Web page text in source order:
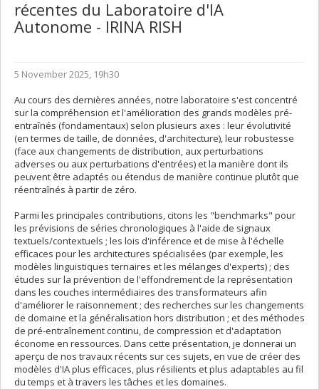
récentes du Laboratoire d'IA
Autonome - IRINA RISH
5 November 2025, 19h30
Au cours des dernières années, notre laboratoire s'est concentré
sur la compréhension et l'amélioration des grands modèles pré-
entraînés (fondamentaux) selon plusieurs axes : leur évolutivité
(en termes de taille, de données, d'architecture), leur robustesse
(face aux changements de distribution, aux perturbations
adverses ou aux perturbations d'entrées) et la manière dont ils
peuvent être adaptés ou étendus de manière continue plutôt que
réentraînés à partir de zéro.
Parmi les principales contributions, citons les "benchmarks" pour
les prévisions de séries chronologiques à l'aide de signaux
textuels/contextuels ; les lois d'inférence et de mise à l'échelle
efficaces pour les architectures spécialisées (par exemple, les
modèles linguistiques ternaires et les mélanges d'experts) ; des
études sur la prévention de l'effondrement de la représentation
dans les couches intermédiaires des transformateurs afin
d'améliorer le raisonnement ; des recherches sur les changements
de domaine et la généralisation hors distribution ; et des méthodes
de pré-entraînement continu, de compression et d'adaptation
économe en ressources. Dans cette présentation, je donnerai un
aperçu de nos travaux récents sur ces sujets, en vue de créer des
modèles d'IA plus efficaces, plus résilients et plus adaptables au fil
du temps et à travers les tâches et les domaines.